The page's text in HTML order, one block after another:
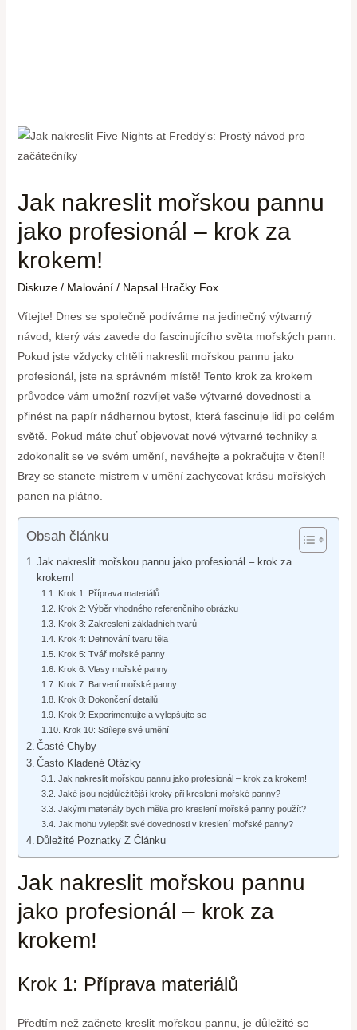
Jak nakreslit mořskou pannu
jako profesionál – krok za
krokem!
Diskuze / Malování/ Napsal Hračky Fox
Vítejte! Dnes se společně podíváme na jedinečný výtvarný
návod, který vás zavede do fascinujícího světa mořských pann.
Pokud jste vždycky chtěli nakreslit mořskou pannu jako
profesionál, jste na správném místě! Tento krok za krokem
průvodce vám umožní rozvíjet vaše výtvarné dovednosti a
přinést na papír nádhernou bytost, která fascinuje lidi po celém
světě. Pokud máte chuť objevovat nové výtvarné techniky a
zdokonalit se ve svém umění, neváhejte a pokračujte v čtení!
Brzy se stanete mistrem v umění zachycovat krásu mořských
panen na plátno.
Obsah článku
Jak nakreslit mořskou pannu jako profesionál – krok za
krokem!
Krok 1: Příprava materiálů
Krok 2: Výběr vhodného referenčního obrázku
Krok 3: Zakreslení základních tvarů
Krok 4: Definování tvaru těla
Krok 5: Tvář mořské panny
Krok 6: Vlasy mořské panny
Krok 7: Barvení mořské panny
Krok 8: Dokončení detailů
Krok 9: Experimentujte a vylepšujte se
Krok 10: Sdílejte své umění
Časté Chyby
Často Kladené Otázky
Jak nakreslit mořskou pannu jako profesionál – krok za krokem!
Jaké jsou nejdůležitější kroky při kreslení mořské panny?
Jakými materiály bych měl/a pro kreslení mořské panny použít?
Jak mohu vylepšit své dovednosti v kreslení mořské panny?
Důležité Poznatky Z Článku
Jak nakreslit mořskou pannu
jako profesionál – krok za
krokem!
Krok 1: Příprava materiálů
Předtím než začnete kreslit mořskou pannu, je důležité se